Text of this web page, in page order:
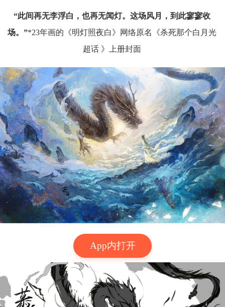
App内打开
“此间再无李浮白，也再无闻灯。这场风月，到此寥寥收
场。”*23年画的《明灯照夜白》网络原名《杀死那个白月光
超话 》上册封面